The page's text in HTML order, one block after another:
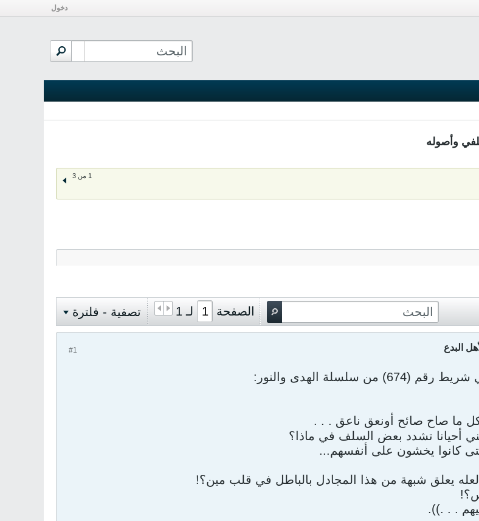
دخول
وأصوله
1 من 3
الصفحة لـ 1 تصفية - فلترة
#1 البدع
سلسلة الهدى والنور:
أحيانا تشدد بعض السلف في ماذا؟
كانوا يخشون على أنفسهم...
يعلق شبهة من هذا المجادل بالباطل في قلب مين؟!
. . .)).